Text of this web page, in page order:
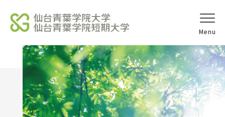
オープンキャ
ンパス
アクセス
学校法人北杜学園